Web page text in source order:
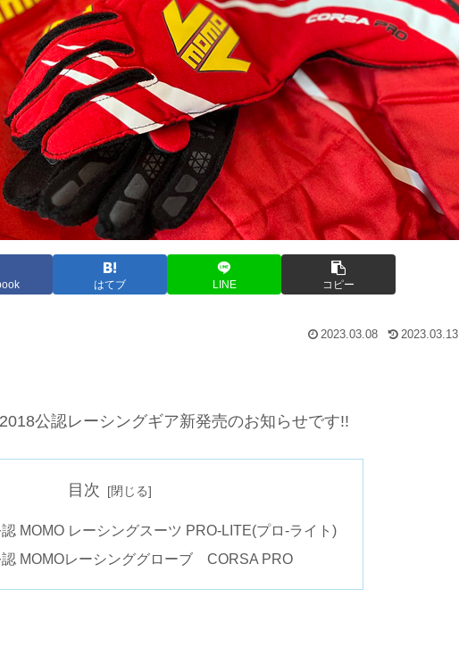
はてブ LINE コピー
2023.03.08 2023.03.13
公認レーシングギア新発売のお知らせです!!
目次
MOMO レーシングスーツ PRO-LITE(プロ-ライト)
MOMOレーシンググローブ CORSA PRO